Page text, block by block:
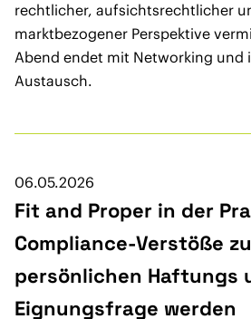
rechtlicher, aufsichtsrechtlicher
marktbezogener Perspektive
Abend endet mit Networking und
Austausch.
06.05.2026
Fit and Proper in der
Compliance-Verstöße
persönlichen Haftungs
Eignungsfrage werden